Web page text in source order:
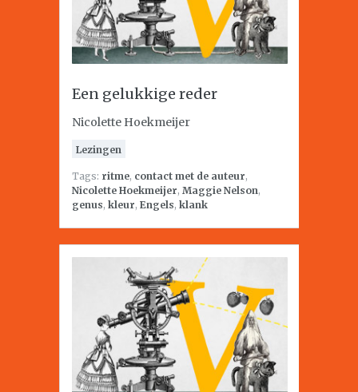
Een gelukkige reder
Nicolette Hoekmeijer
Lezingen
Tags: ritme, contact met de auteur,
Nicolette Hoekmeijer, Maggie Nelson,
genus, kleur, Engels, klank